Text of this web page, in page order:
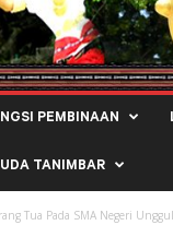
PEMBINAAN
TANIMBAR
Tua Pada SMA Negeri